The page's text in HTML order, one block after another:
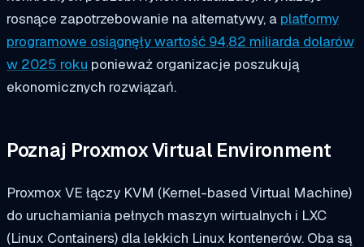
rosnące zapotrzebowanie na alternatywy, a platformy
programowe osiągnęły wartość 94,82 miliarda dolarów
w 2025 roku ponieważ organizacje poszukują
ekonomicznych rozwiązań.
Poznaj Proxmox Virtual Environment
Proxmox VE łączy KVM (Kernel-based Virtual Machine)
do uruchamiania pełnych maszyn wirtualnych i LXC
(Linux Containers) dla lekkich Linux kontenerów. Oba są